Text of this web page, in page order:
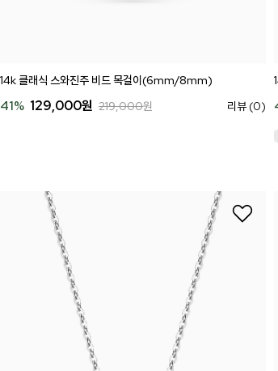
14k 클래식 스와진주 비드 목걸이(6mm/8mm)
41% 129,000원 219,000원 리뷰 (0)